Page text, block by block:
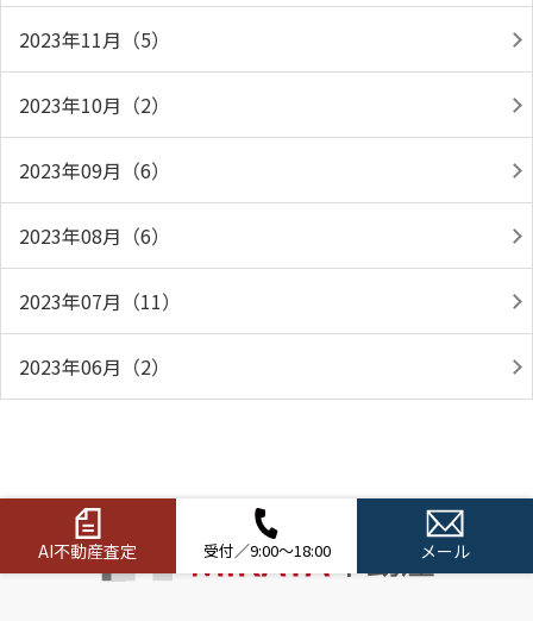
2023年11月（5）
2023年10月（2）
2023年09月（6）
2023年08月（6）
2023年07月（11）
2023年06月（2）
AI不動産査定 受付／9:00～18:00 メール